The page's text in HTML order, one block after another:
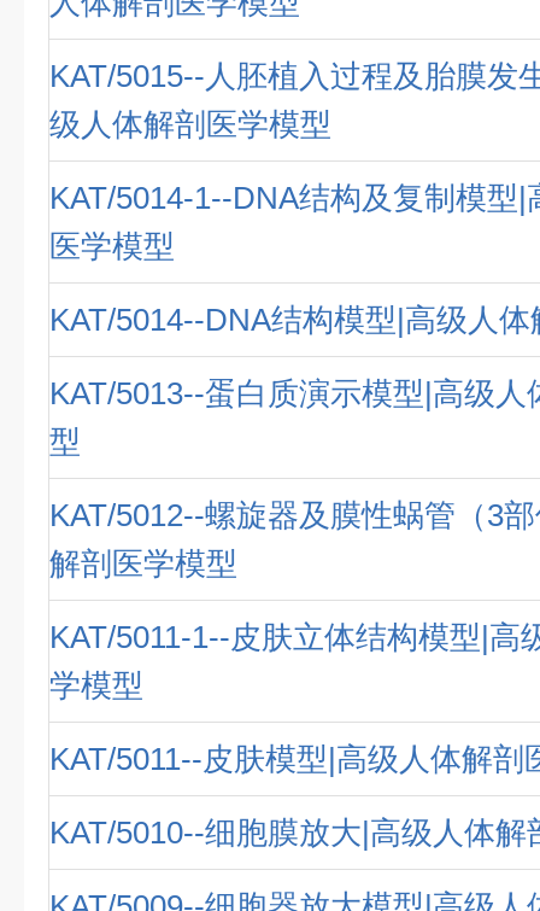
KAT/5015--人胚植入过程及胎膜发
级人体解剖医学模型
KAT/5014-1--DNA结构及复制模型|
医学模型
KAT/5014--DNA结构模型|高级人
KAT/5013--蛋白质演示模型|高级人
型
KAT/5012--螺旋器及膜性蜗管（3
解剖医学模型
KAT/5011-1--皮肤立体结构模型|高
学模型
KAT/5011--皮肤模型|高级人体解剖
KAT/5010--细胞膜放大|高级人体解